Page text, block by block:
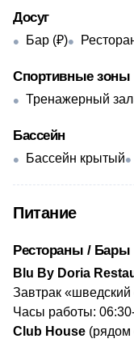
Досуг
Бар (₽)
Спортивные зоны
Тренажерный зал
Бассейн
Бассейн крытый
Питание
Рестораны / Бары
Blu By Doria
Завтрак «шведский
Часы работы:
Club House (рядом